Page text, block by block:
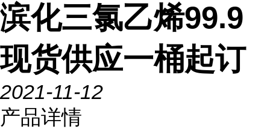
滨化三氯乙烯99.9
现货供应一桶起订
2021-11-12
产品详情